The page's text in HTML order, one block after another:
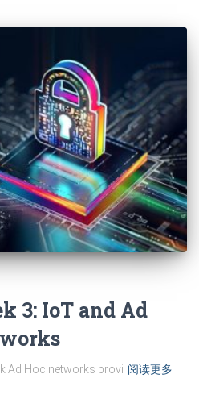
3: IoT and Ad
Ad Hoc networks provi 阅读更多